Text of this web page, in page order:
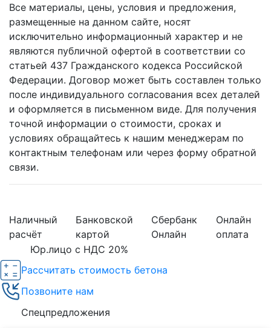
Все материалы, цены, условия и предложения,
размещенные на данном сайте, носят
исключительно информационный характер и не
являются публичной офертой в соответствии со
статьей 437 Гражданского кодекса Российской
Федерации. Договор может быть составлен только
после индивидуального согласования всех деталей
и оформляется в письменном виде. Для получения
точной информации о стоимости, сроках и
условиях обращайтесь к нашим менеджерам по
контактным телефонам или через форму обратной
связи.
Наличный
расчёт
Банковской
картой
Сбербанк
Онлайн
Онлайн
оплата
Юр.лицо с НДС 20%
Рассчитать стоимость бетона
Позвоните нам
Спецпредложения